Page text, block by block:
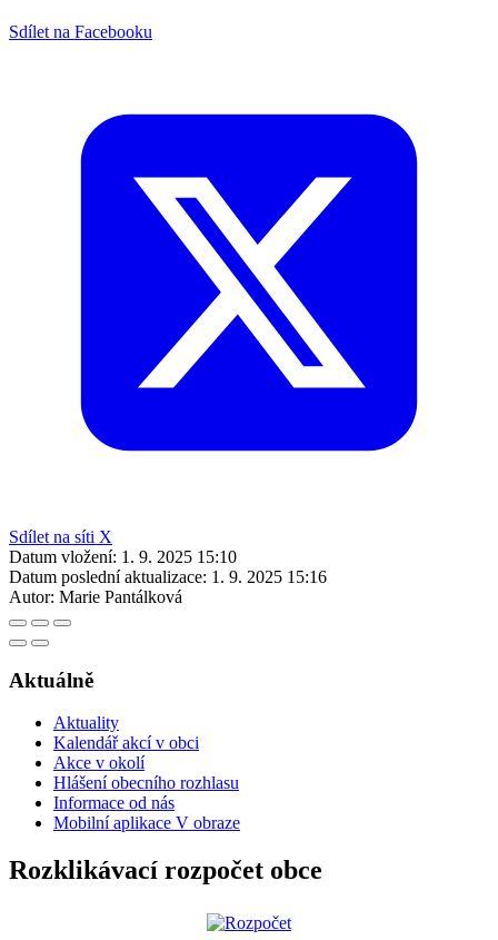
Sdílet na Facebooku
Sdílet na síti X
Datum vložení: 1. 9. 2025 15:10
Datum poslední aktualizace: 1. 9. 2025 15:16
Autor: Marie Pantálková
Aktuálně
Aktuality
Kalendář akcí v obci
Akce v okolí
Hlášení obecního rozhlasu
Informace od nás
Mobilní aplikace V obraze
Rozklikávací rozpočet obce